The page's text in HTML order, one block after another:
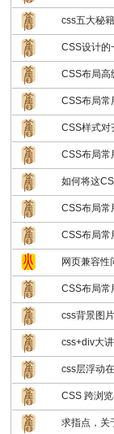
css五大秘籍
CSS设计的
CSS布局高
CSS布局常
CSS样式对
CSS布局常
如何将这
CSS布局常
CSS布局常
网页兼容性
CSS布局常
css背景图
css+div大
css层浮动
CSS 跨浏
求指点，关